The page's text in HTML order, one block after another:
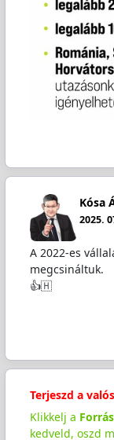
Kósa
2025.
A 2022-es
megcsináltuk.
👍🇭
Terjeszd a
Klikkelj a
kedveld, oszd